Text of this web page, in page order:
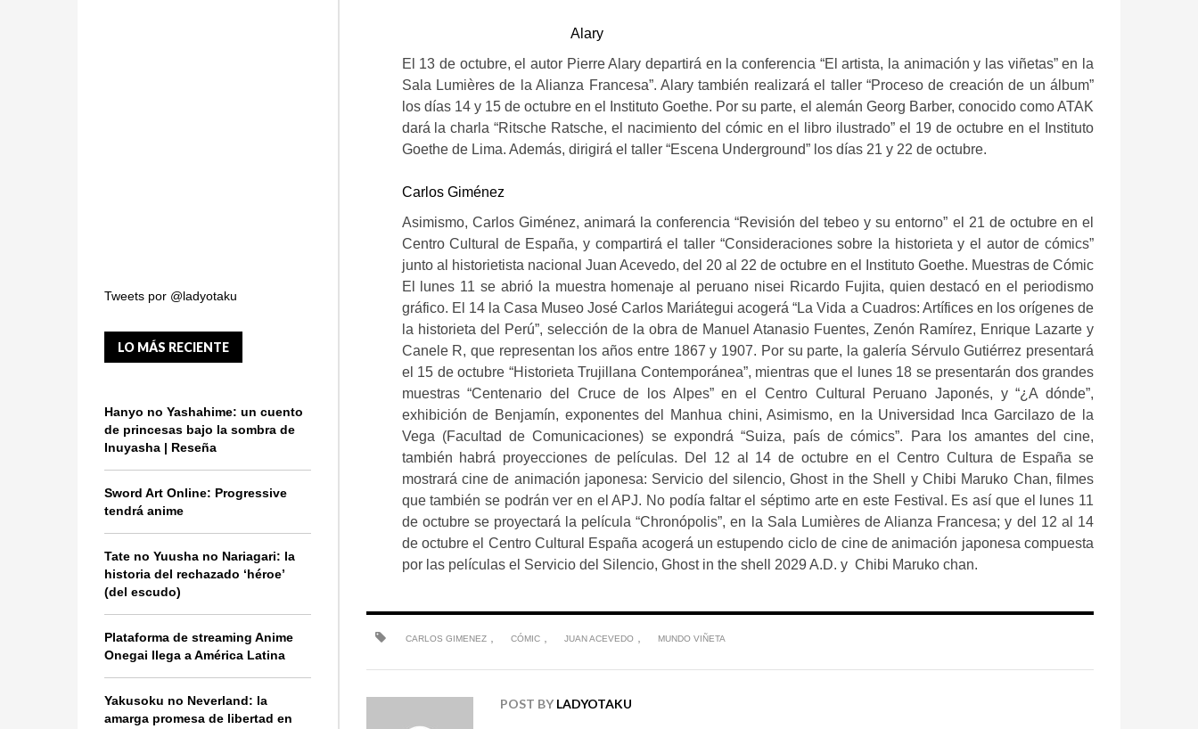
Alary
El 13 de octubre, el autor Pierre Alary departirá en la conferencia “El artista, la animación y las viñetas” en la
Sala Lumières de la Alianza Francesa”. Alary también realizará el taller “Proceso de creación de un álbum”
los días 14 y 15 de octubre en el Instituto Goethe. Por su parte, el alemán Georg Barber, conocido como ATAK
dará la charla “Ritsche Ratsche, el nacimiento del cómic en el libro ilustrado” el 19 de octubre en el Instituto
Goethe de Lima. Además, dirigirá el taller “Escena Underground” los días 21 y 22 de octubre.
Carlos Giménez
Asimismo, Carlos Giménez, animará la conferencia “Revisión del tebeo y su entorno” el 21 de octubre en el
Centro Cultural de España, y compartirá el taller “Consideraciones sobre la historieta y el autor de cómics”
junto al historietista nacional Juan Acevedo, del 20 al 22 de octubre en el Instituto Goethe. Muestras de Cómic
El lunes 11 se abrió la muestra homenaje al peruano nisei Ricardo Fujita, quien destacó en el periodismo
gráfico. El 14 la Casa Museo José Carlos Mariátegui acogerá “La Vida a Cuadros: Artífices en los orígenes de
la historieta del Perú”, selección de la obra de Manuel Atanasio Fuentes, Zenón Ramírez, Enrique Lazarte y
Canele R, que representan los años entre 1867 y 1907. Por su parte, la galería Sérvulo Gutiérrez presentará
el 15 de octubre “Historieta Trujillana Contemporánea”, mientras que el lunes 18 se presentarán dos grandes
muestras “Centenario del Cruce de los Alpes” en el Centro Cultural Peruano Japonés, y “¿A dónde”,
exhibición de Benjamín, exponentes del Manhua chini, Asimismo, en la Universidad Inca Garcilazo de la
Vega (Facultad de Comunicaciones) se expondrá “Suiza, país de cómics”. Para los amantes del cine,
también habrá proyecciones de películas. Del 12 al 14 de octubre en el Centro Cultura de España se
mostrará cine de animación japonesa: Servicio del silencio, Ghost in the Shell y Chibi Maruko Chan, filmes
que también se podrán ver en el APJ. No podía faltar el séptimo arte en este Festival. Es así que el lunes 11
de octubre se proyectará la película “Chronópolis”, en la Sala Lumières de Alianza Francesa; y del 12 al 14
de octubre el Centro Cultural España acogerá un estupendo ciclo de cine de animación japonesa compuesta
por las películas el Servicio del Silencio, Ghost in the shell 2029 A.D. y Chibi Maruko chan.
CARLOS GIMENEZ, CÓMIC, JUAN ACEVEDO, MUNDO VIÑETA
POST BY LADYOTAKU
Tweets por @ladyotaku
LO MÁS RECIENTE
Hanyo no Yashahime: un cuento
de princesas bajo la sombra de
Inuyasha | Reseña
Sword Art Online: Progressive
tendrá anime
Tate no Yuusha no Nariagari: la
historia del rechazado ‘héroe’
(del escudo)
Plataforma de streaming Anime
Onegai llega a América Latina
Yakusoku no Neverland: la
amarga promesa de libertad en